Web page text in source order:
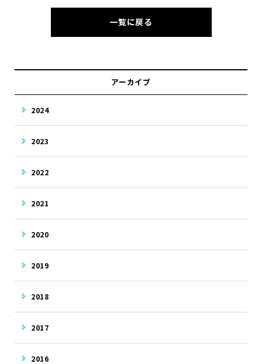
一覧に戻る
アーカイブ
2024
2023
2022
2021
2020
2019
2018
2017
2016